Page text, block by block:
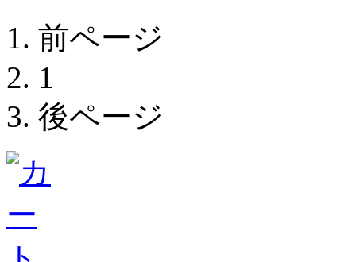
前ページ
1
後ページ